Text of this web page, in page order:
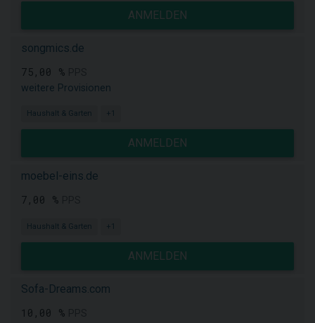
ANMELDEN
songmics.de
75,00 %
weitere Provisionen
Haushalt & Garten +1
ANMELDEN
moebel-eins.de
7,00 %
Haushalt & Garten +1
ANMELDEN
Sofa-Dreams.com
10,00 %